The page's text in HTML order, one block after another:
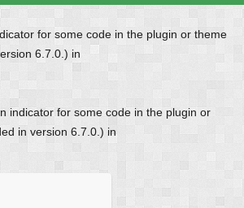
for some code in the plugin or theme
6.7.0.) in
indicator for some code in the plugin or
in version 6.7.0.) in